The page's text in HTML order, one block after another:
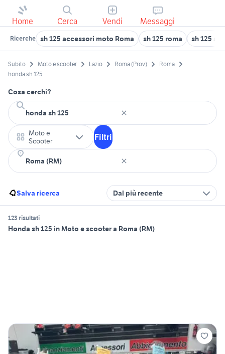
Home Cerca Vendi Messaggi
Ricerche sh 125 accessori moto Roma sh 125 roma sh 125
Subito Moto e scooter Lazio Roma (Prov)
Roma
honda sh 125
Cosa cerchi?
Moto e
Scooter
Filtri
Salva ricerca Dal più recente
123 risultati
Honda sh 125 in Moto e scooter a Roma (RM)